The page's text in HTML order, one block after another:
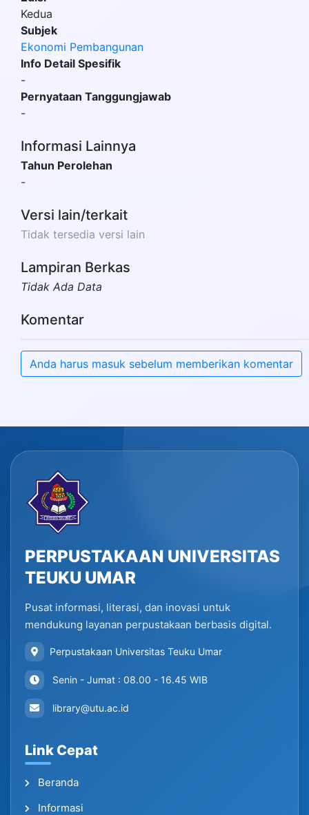
Kedua
Subjek
Ekonomi Pembangunan
Info Detail Spesifik
-
Pernyataan Tanggungjawab
-
Informasi Lainnya
Tahun Perolehan
-
Versi lain/terkait
Tidak tersedia versi lain
Lampiran Berkas
Tidak Ada Data
Komentar
Anda harus masuk sebelum memberikan komentar
PERPUSTAKAAN UNIVERSITAS
TEUKU UMAR
Pusat informasi, literasi, dan inovasi untuk
mendukung layanan perpustakaan berbasis digital.
Perpustakaan Universitas Teuku Umar
Senin - Jumat : 08.00 - 16.45 WIB
library@utu.ac.id
Link Cepat
Beranda
Informasi